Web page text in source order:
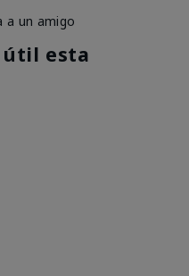
a un amigo
útil esta